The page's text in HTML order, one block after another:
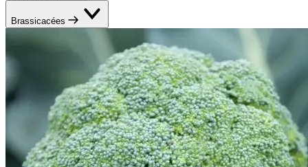
Brassicacées